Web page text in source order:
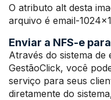
O atributo alt desta
arquivo é email-
Enviar a NFS-e
Através do sistema de
GestãoClick, você
serviço para seus
diretamente do